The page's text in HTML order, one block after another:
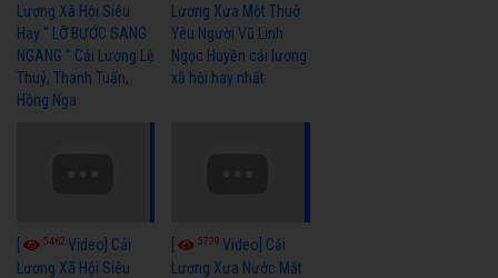
Lương Xã Hội Siêu
Hay " LỠ BƯỚC SANG
NGANG " Cải Lương Lệ
Thuỷ, Thanh Tuấn,
Hồng Nga
Lương Xưa Một Thuở
Yêu Người Vũ Linh
Ngọc Huyền cải lương
xã hội hay nhất
5462 Video] Cải
Lương Xã Hội Siêu
5739Video] Cải
Lương Xưa Nước Mắt